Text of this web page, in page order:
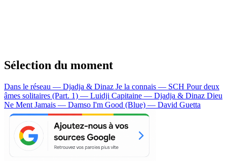
Sélection du moment
Dans le réseau — Djadja & Dinaz Je la connais — SCH Pour deux
âmes solitaires (Part. 1) — Luidji Capitaine — Djadja & Dinaz Dieu
Ne Ment Jamais — Damso I'm Good (Blue) — David Guetta